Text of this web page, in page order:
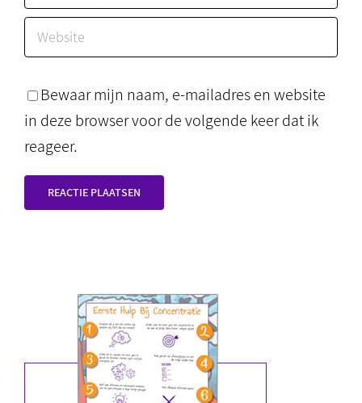
Bewaar mijn naam, e-mailadres en website
in deze browser voor de volgende keer dat ik
reageer.